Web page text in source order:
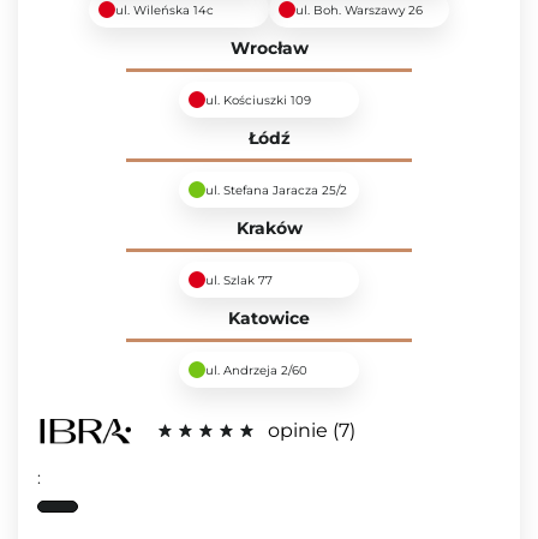
ul. Wileńska 14c ul. Boh. Warszawy 26
Wrocław
ul. Kościuszki 109
Łódź
ul. Stefana Jaracza 25/2
Kraków
ul. Szlak 77
Katowice
ul. Andrzeja 2/60
opinie 7
: